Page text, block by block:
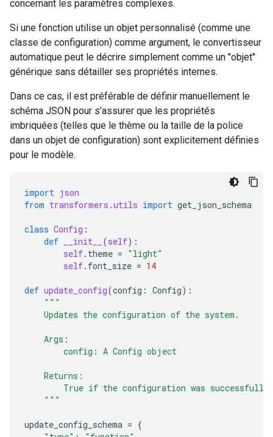
    "tool_responses": [
      {
        "name": "get_current_weather",
        "response": {
          "temperature": 15,
          "weather": "sunny"
      }
    ],
"content": "The current weather in Seoul is
  }
concernant les paramètres complexes.
Si une fonction utilise un objet personnalisé (comme une
classe de configuration) comme argument, le convertisseur
automatique peut le décrire simplement comme un "objet"
générique sans détailler ses propriétés internes.
Dans ce cas, il est préférable de définir manuellement le
schéma JSON pour s'assurer que les propriétés
imbriquées (telles que le thème ou la taille de la police
dans un objet de configuration) sont explicitement définies
pour le modèle.
import json
from transformers.utils import get_json_schema
class Config :
def
__init__ (self):
self. theme = "light"
self. font_size = 14
def update_config(config : Config):
"""
    Updates the configuration of the system.
    Args:
        config: A Config object
    Returns:
True if the configuration was
    """
update_config_schema = {